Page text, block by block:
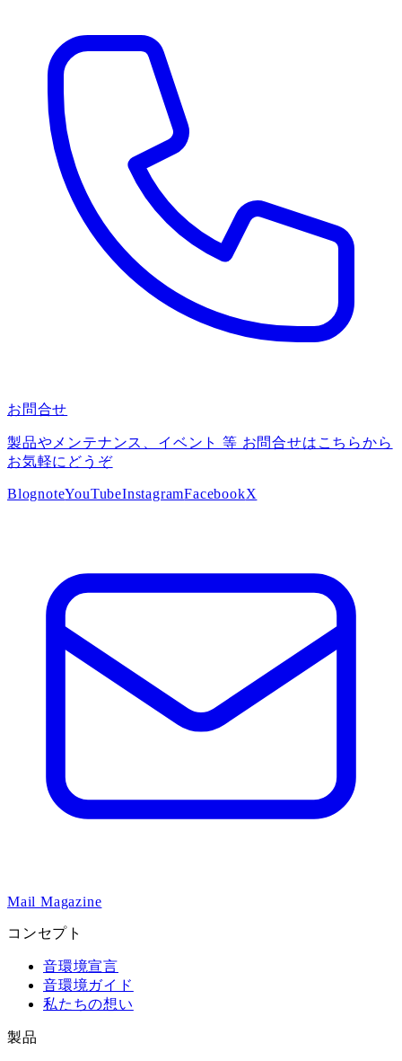
お問合せ
製品やメンテナンス、イベント 等 お問合せはこちらから
お気軽にどうぞ
BlognoteYouTubeInstagramFacebookX
Mail Magazine
コンセプト
音環境宣言
音環境ガイド
私たちの想い
製品